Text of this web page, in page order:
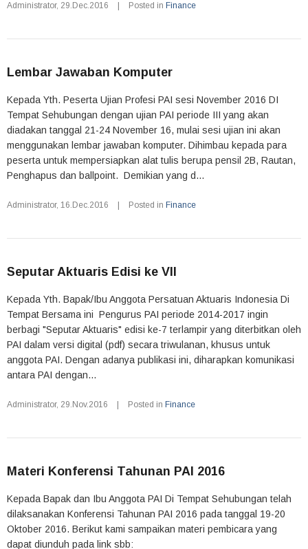
Administrator, 29.Dec.2016 Posted in Finance
Lembar Jawaban Komputer
Kepada Yth. Peserta Ujian Profesi PAI sesi November 2016 DI
Tempat Sehubungan dengan ujian PAI periode III yang akan
diadakan tanggal 21-24 November 16, mulai sesi ujian ini akan
menggunakan lembar jawaban komputer. Dihimbau kepada para
peserta untuk mempersiapkan alat tulis berupa pensil 2B, Rautan,
Penghapus dan ballpoint. Demikian yang d...
Administrator, 16.Dec.2016 Posted in Finance
Seputar Aktuaris Edisi ke VII
Kepada Yth. Bapak/Ibu Anggota Persatuan Aktuaris Indonesia Di
Tempat Bersama ini Pengurus PAI periode 2014-2017 ingin
berbagi "Seputar Aktuaris" edisi ke-7 terlampir yang diterbitkan oleh
PAI dalam versi digital (pdf) secara triwulanan, khusus untuk
anggota PAI. Dengan adanya publikasi ini, diharapkan komunikasi
antara PAI dengan...
Administrator, 29.Nov.2016 Posted in Finance
Materi Konferensi Tahunan PAI 2016
Kepada Bapak dan Ibu Anggota PAI Di Tempat Sehubungan telah
dilaksanakan Konferensi Tahunan PAI 2016 pada tanggal 19-20
Oktober 2016. Berikut kami sampaikan materi pembicara yang
dapat diunduh pada link sbb: